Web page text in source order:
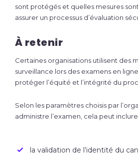
sont protégés et quelles mesures
assurer un processus d’évaluation
À retenir
Certaines organisations utilisent des
surveillance lors des examens en
protéger l’équité et l’intégrité du
Selon les paramètres choisis par
administre l’examen, cela peut inclure
la validation de l’identité du